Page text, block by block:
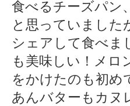
食べるチーズパン
と思っていました
シェアして食べま
も美味しい！メロ
をかけたのも初め
あんバターもカヌ